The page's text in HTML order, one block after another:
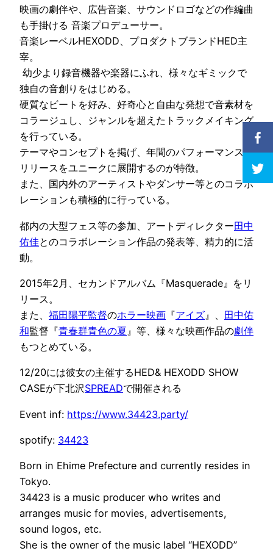
映画の劇伴や、広告音楽、サウンドロゴなどの作編曲
も手掛ける 音楽プロデューサー。
音楽レーベルHEXODD、プロダクトブランドHED主
宰。
幼少より録音機器や楽器にふれ、様々なギミックで
独自の音創りをはじめる。
硬質なビートを好み、好奇心と自由な発想で音素材を
コラージュし、ジャンルを超えたトラックメイキング
を行っている。
テーマやコンセプトを掲げ、年間のパフォーマンスや
リリースをユニークに展開するのが特徴。
また、国内外のアーティストやダンサー等とのコラボ
レーションも積極的に行っている。
都内の大型フェス等の参加、アートディレクター田中
佑佳とのコラボレーション作品の発表等、精力的に活
動。
2015年2月、セカンドアルバム『Masquerade』をリ
リース。
また、 福田陽平監督のホラー映画 『アイズ 』、 田中佑
和監督『青春群青色の夏 』等、様々な映画作品の劇伴
もつとめている。
12/20には彼女の主催するHED& HEXODD SHOW
CASEが下北沢SPREADで開催される
Event inf: https://www.34423.party/
spotify: 34423
Born in Ehime Prefecture and currently resides in
Tokyo.
34423 is a music producer who writes and
arranges music for movies, advertisements,
sound logos, etc.
She is the owner of the music label “HEXODD”